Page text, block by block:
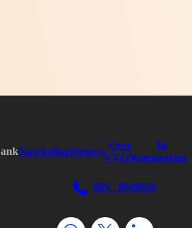
NascholingNieuws
Over
VVGN
In
memoriam
085 - 8640026